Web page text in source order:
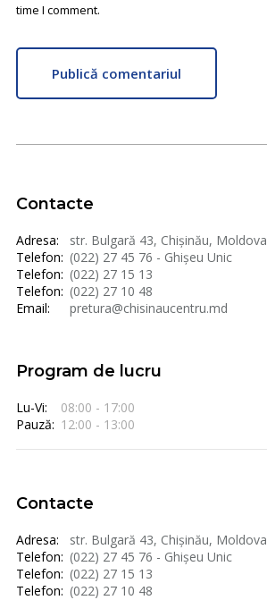
time I comment.
Publică comentariul
Contacte
Adresa:
str. Bulgară 43, Chișinău, Moldova
Telefon: (022) 27 45 76 - Ghișeu Unic
Telefon: (022) 27 15 13
Telefon: (022) 27 10 48
Email:
pretura@chisinaucentru.md
Program de lucru
Lu-Vi:
08:00 - 17:00
Pauză: 12:00 - 13:00
Contacte
Adresa:
str. Bulgară 43, Chișinău, Moldova
Telefon: (022) 27 45 76 - Ghișeu Unic
Telefon: (022) 27 15 13
Telefon: (022) 27 10 48